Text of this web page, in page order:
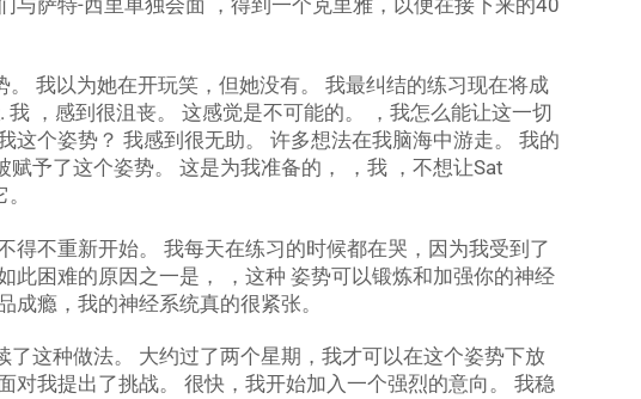
与萨特-西里单独会面 ，得到一个克里雅，以便在接下来的40
。 我以为她在开玩笑，但她没有。 我最纠结的练习现在将成
. 我 ，感到很沮丧。 这感觉是不可能的。 ，我怎么能让这一切
这个姿势？ 我感到很无助。 许多想法在我脑海中游走。 我的
赋予了这个姿势。 这是为我准备的， ，我 ，不想让Sat
得不重新开始。 我每天在练习的时候都在哭，因为我受到了
此困难的原因之一是， ，这种 姿势可以锻炼和加强你的神经
成瘾，我的神经系统真的很紧张。
了这种做法。 大约过了两个星期，我才可以在这个姿势下放
对我提出了挑战。 很快，我开始加入一个强烈的意向。 我稳